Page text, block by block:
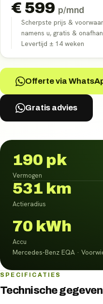
€ 599 p/mnd
Scherpste prijs &
namens u, gratis &
Levertijd ± 14 weken
Offerte via
Gratis advies
190 pk
Vermogen
531 km
Actieradius
70 kWh
Accu
Mercedes-Benz EQA ·
SPECIFICATIES
Technische